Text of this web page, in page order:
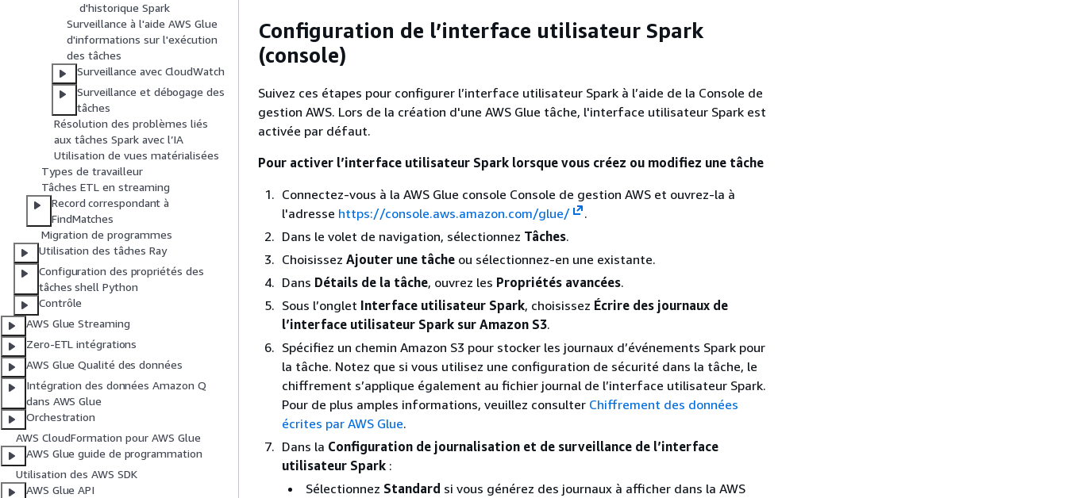
d'historique Spark
Surveillance à l'aide AWS Glue
d'informations sur l'exécution
des tâches
Surveillance avec CloudWatch
Surveillance et débogage des
tâches
Résolution des problèmes liés
aux tâches Spark avec l’IA
Utilisation de vues matérialisées
Types de travailleur
Tâches ETL en streaming
Record correspondant à
FindMatches
Migration de programmes
Utilisation des tâches Ray
Configuration des propriétés des
tâches shell Python
Contrôle
AWS Glue Streaming
Zero-ETL intégrations
AWS Glue Qualité des données
Intégration des données Amazon Q
dans AWS Glue
Orchestration
AWS CloudFormation pour AWS Glue
AWS Glue guide de programmation
Utilisation des AWS SDK
AWS Glue API
Configuration de l’interface utilisateur Spark
(console)
Suivez ces étapes pour configurer l’interface utilisateur Spark à l’aide de la Console de
gestion AWS. Lors de la création d'une AWS Glue tâche, l'interface utilisateur Spark est
activée par défaut.
Pour activer l’interface utilisateur Spark lorsque vous créez ou modifiez une tâche
Connectez-vous à la AWS Glue console Console de gestion AWS et ouvrez-la à
l'adresse https://console.aws.amazon.com/glue/
.
Dans le volet de navigation, sélectionnez Tâches.
Choisissez Ajouter une tâche ou sélectionnez-en une existante.
Dans Détails de la tâche, ouvrez les Propriétés avancées.
Sous l’onglet Interface utilisateur Spark, choisissez Écrire des journaux de
l’interface utilisateur Spark sur Amazon S3.
Spécifiez un chemin Amazon S3 pour stocker les journaux d’événements Spark pour
la tâche. Notez que si vous utilisez une configuration de sécurité dans la tâche, le
chiffrement s’applique également au fichier journal de l’interface utilisateur Spark.
Pour de plus amples informations, veuillez consulter Chiffrement des données
écrites par AWS Glue.
Dans la Configuration de journalisation et de surveillance de l’interface
utilisateur Spark :
Sélectionnez Standard si vous générez des journaux à afficher dans la AWS